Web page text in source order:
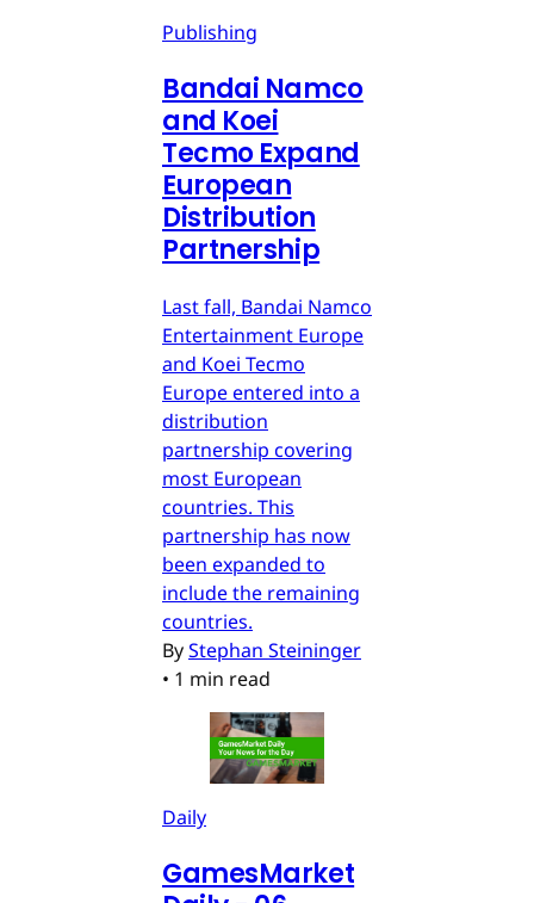
Publishing
Bandai Namco
and Koei
Tecmo Expand
European
Distribution
Partnership
Last fall, Bandai Namco
Entertainment Europe
and Koei Tecmo
Europe entered into a
distribution
partnership covering
most European
countries. This
partnership has now
been expanded to
include the remaining
countries.
ByStephan Steininger
• 1 min read
Daily
GamesMarket